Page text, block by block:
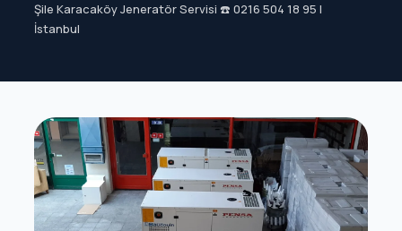
Şile Karacaköy Jeneratör Servisi ☎️ 0216 504 18 95 |
İstanbul